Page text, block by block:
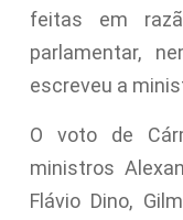
feitas em
parlamentar,
escreveu a
O voto de
ministros
Flávio Dino,